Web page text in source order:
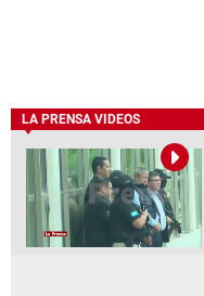
LA PRENSA VIDEOS